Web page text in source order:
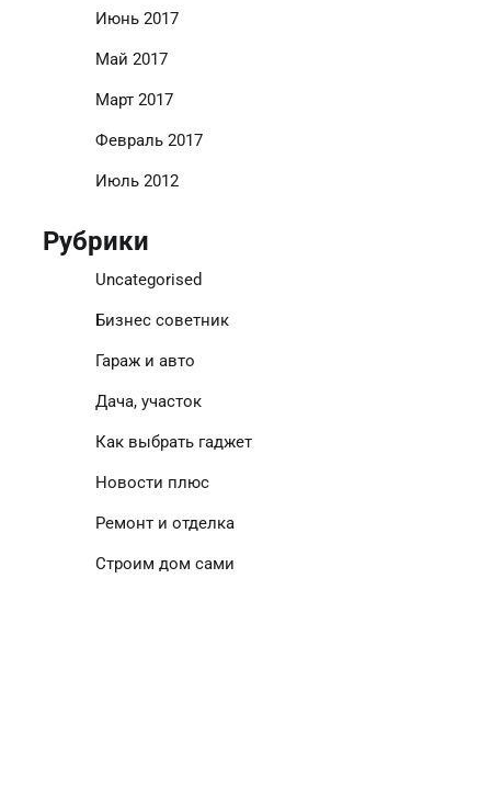
Июнь 2017
Май 2017
Март 2017
Февраль 2017
Июль 2012
Рубрики
Uncategorised
Бизнес советник
Гараж и авто
Дача, участок
Как выбрать гаджет
Новости плюс
Ремонт и отделка
Строим дом сами